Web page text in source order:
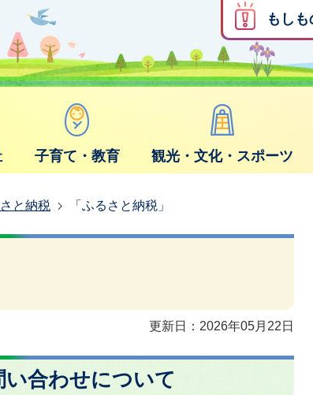
もし
子育て・教育 観光・文化・スポーツ
と納税 「ふるさと納税」
更新日：2026年05月22日
合わせについて